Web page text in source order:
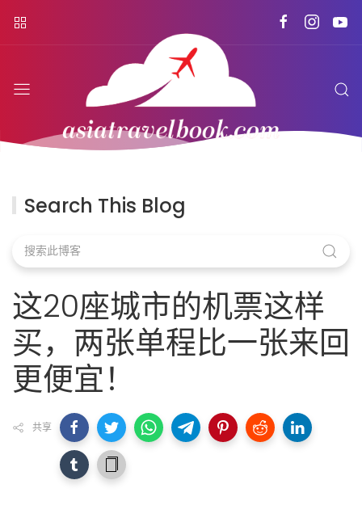
Search This Blog
这20座城市的机票这样
买，两张单程比一张来回
更便宜！
共享